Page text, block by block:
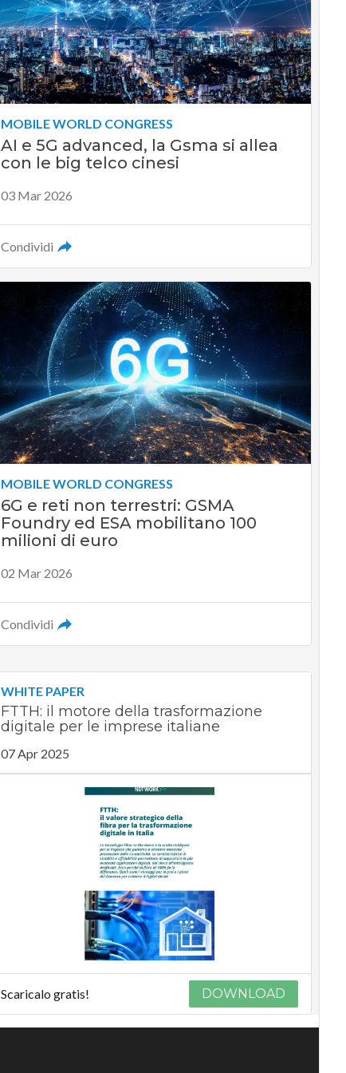
MOBILE WORLD CONGRESS
AI e 5G advanced, la Gsma si allea
con le big telco cinesi
03 Mar 2026
Condividi
MOBILE WORLD CONGRESS
6G e reti non terrestri: GSMA
Foundry ed ESA mobilitano 100
milioni di euro
02 Mar 2026
Condividi
WHITE PAPER
FTTH: il motore della trasformazione
digitale per le imprese italiane
07 Apr 2025
Scaricalo gratis! DOWNLOAD